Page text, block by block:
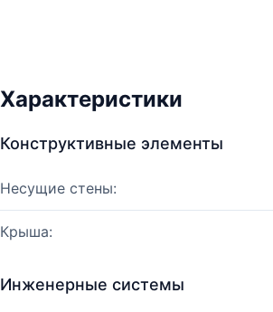
Характеристики
Конструктивные элементы
Несущие стены:
Крыша:
Инженерные системы